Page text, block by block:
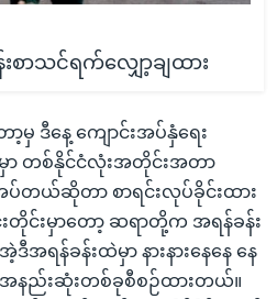
သင်ရက်လျှော့ချထား
ာ့မှ ဒီနေ့ ကျောင်းအပ်နှံရေး
တစ်နိုင်ငံလုံးအတိုင်းအတာ
တယ်ဆိုတာ စာရင်းလုပ်ခိုင်းထား
တိုင်းမှာတော့ ဆရာတို့က အရန်ခန်း
ရန်ခန်းထဲမှာ နားနားနေနေ နေ
နည်းဆုံးတစ်ခုစီစဉ်ထားတယ်။